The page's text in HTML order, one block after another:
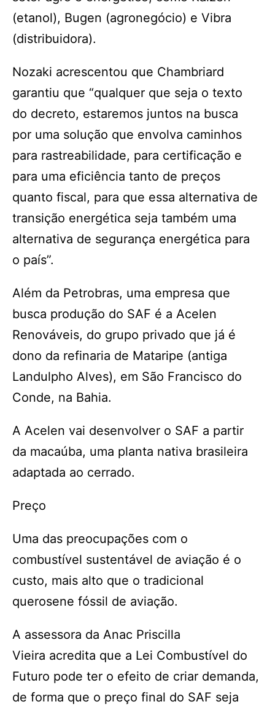
(etanol), Bugen (agronegócio) e Vibra
(distribuidora).
Nozaki acrescentou que Chambriard
garantiu que “qualquer que seja o texto
do decreto, estaremos juntos na busca
por uma solução que envolva caminhos
para rastreabilidade, para certificação e
para uma eficiência tanto de preços
quanto fiscal, para que essa alternativa de
transição energética seja também uma
alternativa de segurança energética para
o país”.
Além da Petrobras, uma empresa que
busca produção do SAF é a Acelen
Renováveis, do grupo privado que já é
dono da refinaria de Mataripe (antiga
Landulpho Alves), em São Francisco do
Conde, na Bahia.
A Acelen vai desenvolver o SAF a partir
da macaúba, uma planta nativa brasileira
adaptada ao cerrado.
Preço
Uma das preocupações com o
combustível sustentável de aviação é o
custo, mais alto que o tradicional
querosene fóssil de aviação.
A assessora da Anac Priscilla
Vieira acredita que a Lei Combustível do
Futuro pode ter o efeito de criar demanda,
de forma que o preço final do SAF seja